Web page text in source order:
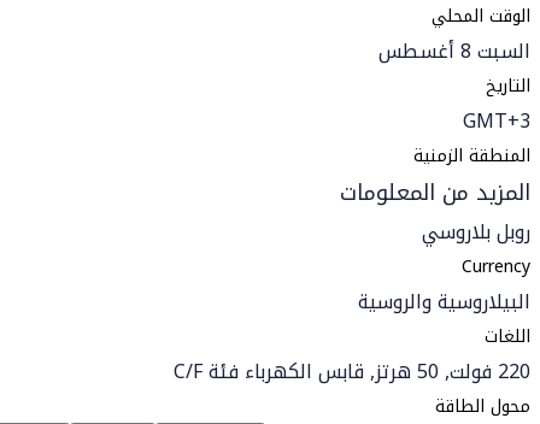
الوقت المحلي
السبت 8 أغسطس
التاريخ
GMT+3
المنطقة الزمنية
المزيد من المعلومات
روبل بلاروسي
Currency
البيلاروسية والروسية
اللغات
220 فولت, 50 هرتز, قابس الكهرباء فئة C/F
محول الطاقة